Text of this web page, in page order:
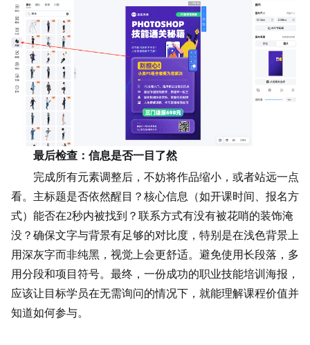
最后检查：信息是否一目了然
完成所有元素调整后，不妨将作品缩小，或者站远一点
看。主标题是否依然醒目？核心信息（如开课时间、报名方
式）能否在2秒内被找到？ 联系方式有没有被花哨的装饰淹
没？确保文字与背景有足够的对比度，特别是在浅色背景上
用深灰字而非纯黑，视觉上会更舒适。避免使用长段落，多
用分段和项目符号。最终，一份成功的职业技能培训海报，
应该让目标学员在无需询问的情况下，就能理解课程价值并
知道如何参与。